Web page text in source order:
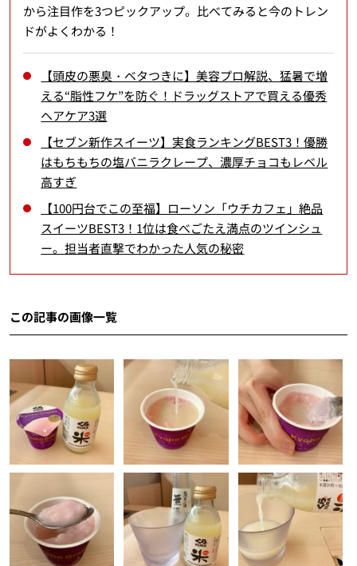
から注目作を3つピックアップ。比べてみると今のトレン
ドがよくわかる！
【頭皮の悪臭・ベタつきに】美容プロ解説、猛暑で増
える“脂性フケ”を防ぐ！ドラッグストアで買える優秀
ヘアケア3選
【セブン新作スイーツ】実食ランキングBEST3！優勝
はもちもちの塩バニラクレープ、濃厚チョコもレベル
高すぎ
【100円台でこの至福】ローソン「ウチカフェ」絶品
スイーツBEST3！1位は食べごたえ満点のツインシュ
ー。担当者直撃でわかった人気の秘密
この記事の画像一覧